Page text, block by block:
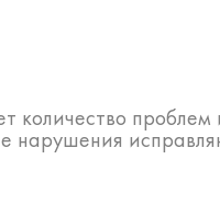
количество
нарушения